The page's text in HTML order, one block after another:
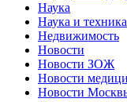
Наука
Наука и техника
Недвижимость
Новости
Новости ЗОЖ
Новости
Новости